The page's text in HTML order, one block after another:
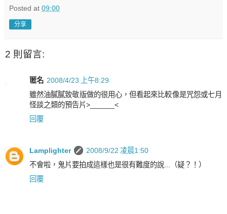
Posted at 09:00
分享
2 則留言:
匿名 2008/4/23 上午8:29
雖然油膩膩致敬版做的很用心，但看起來比較像是咒怨或七月
怪談之類的預告片>______<
回覆
Lamplighter
2008/9/22 凌晨1:50
不會啦，鬼片要拍成這樣也是很有難度的說...（疑？！）
回覆